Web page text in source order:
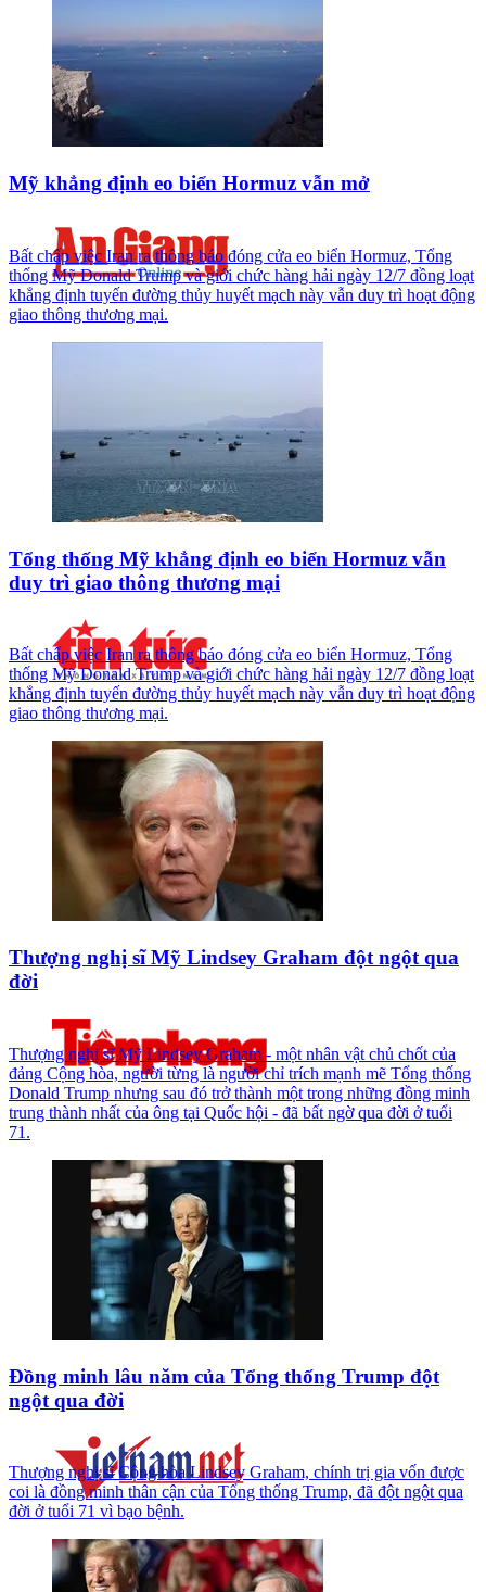
Mỹ khẳng định eo biển Hormuz vẫn mở
Bất chấp việc Iran ra thông báo đóng cửa eo biển Hormuz, Tổng
thống Mỹ Donald Trump và giới chức hàng hải ngày 12/7 đồng loạt
khẳng định tuyến đường thủy huyết mạch này vẫn duy trì hoạt động
giao thông thương mại.
Tổng thống Mỹ khẳng định eo biển Hormuz vẫn
duy trì giao thông thương mại
Bất chấp việc Iran ra thông báo đóng cửa eo biển Hormuz, Tổng
thống Mỹ Donald Trump và giới chức hàng hải ngày 12/7 đồng loạt
khẳng định tuyến đường thủy huyết mạch này vẫn duy trì hoạt động
giao thông thương mại.
Thượng nghị sĩ Mỹ Lindsey Graham đột ngột qua
đời
Thượng nghị sĩ Mỹ Lindsey Graham - một nhân vật chủ chốt của
đảng Cộng hòa, người từng là người chỉ trích mạnh mẽ Tổng thống
Donald Trump nhưng sau đó trở thành một trong những đồng minh
trung thành nhất của ông tại Quốc hội - đã bất ngờ qua đời ở tuổi
71.
Đồng minh lâu năm của Tổng thống Trump đột
ngột qua đời
Thượng nghị sĩ Cộng hòa Lindsey Graham, chính trị gia vốn được
coi là đồng minh thân cận của Tổng thống Trump, đã đột ngột qua
đời ở tuổi 71 vì bạo bệnh.